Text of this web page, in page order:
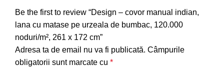
Be the first to review “Design – covor manual indian,
lana cu matase pe urzeala de bumbac, 120.000
noduri/m², 261 x 172 cm”
Adresa ta de email nu va fi publicată. Câmpurile
obligatorii sunt marcate cu *